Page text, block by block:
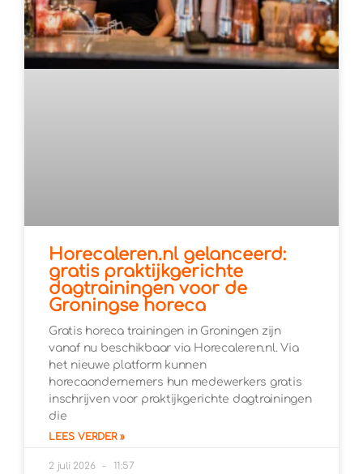
Horecaleren.nl gelanceerd:
gratis praktijkgerichte
dagtrainingen voor de
Groningse horeca
Gratis horeca trainingen in Groningen zijn
vanaf nu beschikbaar via Horecaleren.nl. Via
het nieuwe platform kunnen
horecaondernemers hun medewerkers gratis
inschrijven voor praktijkgerichte dagtrainingen
die
LEES VERDER »
2 juli 2026 11:57